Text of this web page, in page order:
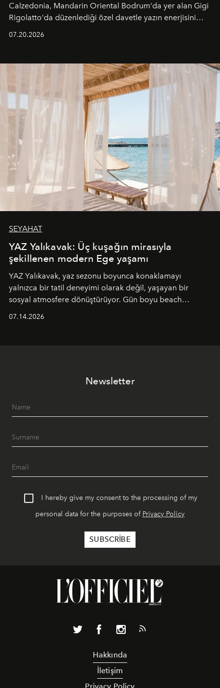
Calzedonia, Mandarin Oriental Bodrum'da yer alan Gigi
Rigolatto'da düzenlediği özel davetle yazın enerjisini
07.20.2026
SEYAHAT
YAZ Yalıkavak: Üç kuşağın mirasıyla
şekillenen modern Ege yaşamı
YAZ Yalıkavak, yaz sezonu boyunca konaklamayı
yalnızca bir tatil deneyimi olarak değil, yaşayan bir
sosyal atmosfere dönüştürüyor. Gün boyu beach
geceye taşıyarak her hafta farklı bir deneyim sunuyor.
07.14.2026
Newsletter
I hereby give my consent to the processing of my
personal data for the purposes of Privacy Policy
Hakkında
İletişim